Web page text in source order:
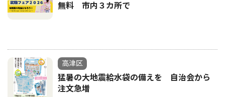
無料 市内３カ所で
高津区
猛暑の大地震給水袋の備えを 自治会から
注文急増